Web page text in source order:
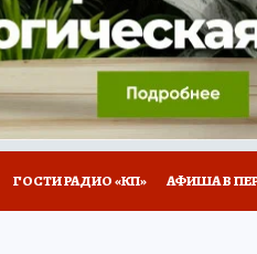
ГОСТИ РАДИО «КП» АФИША В